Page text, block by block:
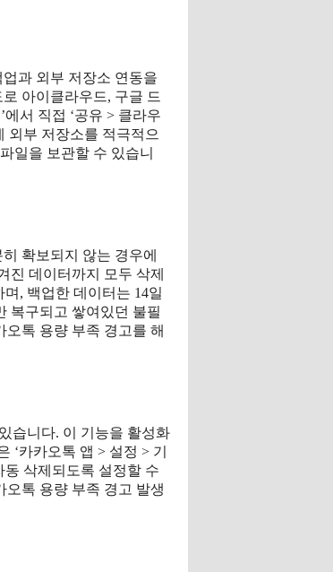
과 외부 저장소 연동을
아이클라우드, 구글 드
서 직접 ‘공유 > 클라우
외부 저장소를 적극적으
일을 보관할 수 있습니
확보되지 않는 경우에
진 데이터까지 모두 삭제
, 백업한 데이터는 14일
복구되고 쌓여있던 불필
톡 용량 부족 경고를 해
습니다. 이 기능을 활성화
카카오톡 앱 > 설정 > 기
동 삭제되도록 설정할 수
톡 용량 부족 경고 발생